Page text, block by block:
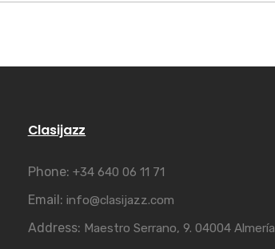
Clasijazz
Phone: +34 640 06 11 71
Email: info@clasijazz.com
Address: Maestro Serrano, 9. 04004 Almería